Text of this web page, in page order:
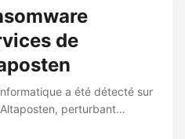
d’arrache-pied » à une
inconnu combien de
de
a été détecté sur
perturbant
incident a impacté la